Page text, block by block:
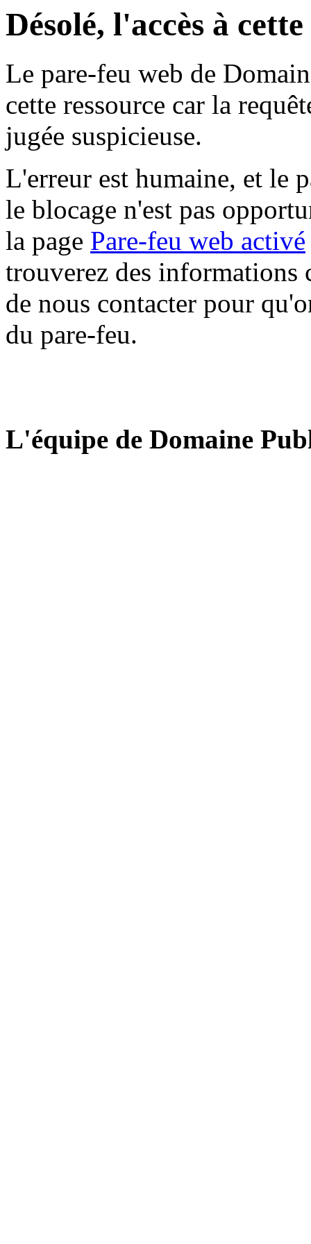
Désolé, l'accès à
Le pare-feu web de
cette ressource car la
jugée suspicieuse.
L'erreur est humaine, et le
le blocage n'est pas
la page Pare-feu web activé
trouverez des informations
de nous contacter pour
du pare-feu.
L'équipe de Domaine